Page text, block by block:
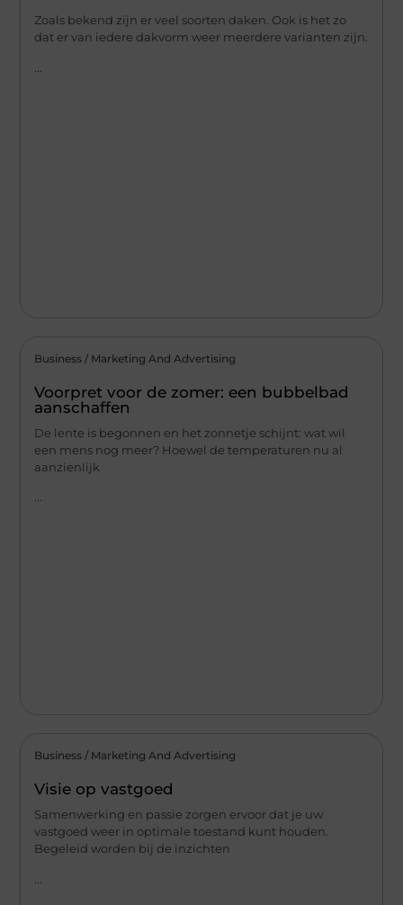
Zoals bekend zijn er veel soorten daken. Ook is het zo
dat er van iedere dakvorm weer meerdere varianten zijn.
Business / Marketing And Advertising
Voorpret voor de zomer: een bubbelbad
aanschaffen
De lente is begonnen en het zonnetje schijnt: wat wil
een mens nog meer? Hoewel de temperaturen nu al
aanzienlijk
Business / Marketing And Advertising
Visie op vastgoed
Samenwerking en passie zorgen ervoor dat je uw
vastgoed weer in optimale toestand kunt houden.
Begeleid worden bij de inzichten